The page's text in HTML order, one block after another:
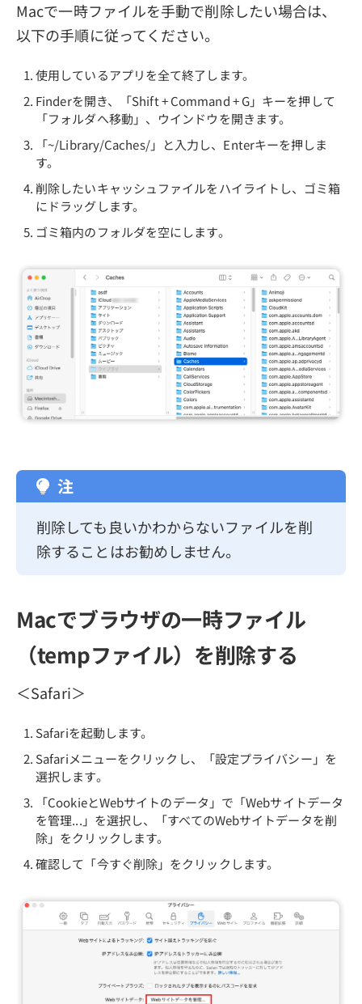
Macで一時ファイルを手動で削除したい場合は、
以下の手順に従ってください。
使用しているアプリを全て終了します。
Finderを開き、「Shift + Command + G」キーを押して
「フォルダへ移動」、ウインドウを開きます。
「~/Library/Caches/」と入力し、Enterキーを押しま
す。
削除したいキャッシュファイルをハイライトし、ゴミ箱
にドラッグします。
ゴミ箱内のフォルダを空にします。
注
削除しても良いかわからないファイルを削
除することはお勧めしません。
Macでブラウザの一時ファイル
（tempファイル）を削除する
＜Safari＞
Safariを起動します。
Safariメニューをクリックし、「設定プライバシー」を
選択します。
「CookieとWebサイトのデータ」で「Webサイトデータ
を管理...」を選択し、「すべてのWebサイトデータを削
除」をクリックします。
確認して「今すぐ削除」をクリックします。